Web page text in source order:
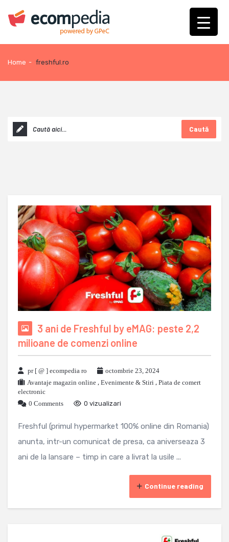
Home - freshful.ro
Caută
3 ani de Freshful by eMAG: peste 2,2
milioane de comenzi online
pr [ @ ] ecompedia ro
octombrie 23, 2024
Avantaje magazin online , Evenimente & Stiri , Piata de comert
electronic
0 Comments
0 vizualizari
Freshful (primul hypermarket 100% online din Romania)
anunta, intr-un comunicat de presa, ca aniverseaza 3
ani de la lansare – timp in care a livrat la usile ...
Continue reading